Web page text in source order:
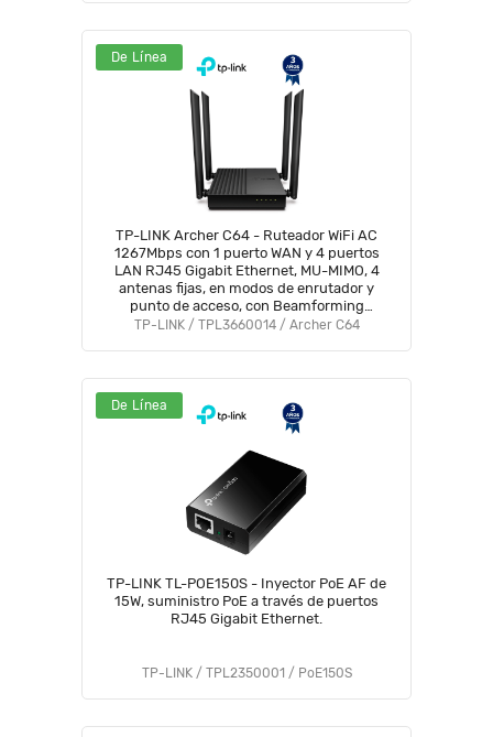
De Línea
TP-LINK Archer C64 - Ruteador WiFi AC
1267Mbps con 1 puerto WAN y 4 puertos
LAN RJ45 Gigabit Ethernet, MU-MIMO, 4
antenas fijas, en modos de enrutador y
punto de acceso, con Beamforming
#HOTDEAL5
TP-LINK / TPL3660014 / Archer C64
De Línea
TP-LINK TL-POE150S - Inyector PoE AF de
15W, suministro PoE a través de puertos
RJ45 Gigabit Ethernet.
TP-LINK / TPL2350001 / PoE150S